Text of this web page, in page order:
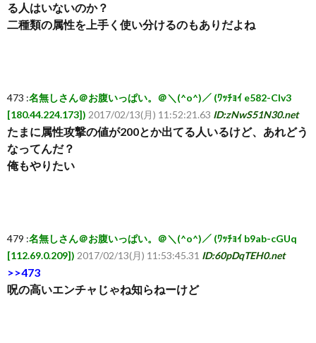
望
る人はいないのか？
二種類の属性を上手く使い分けるのもありだよね
473 :名無しさん＠お腹いっぱい。＠＼(^o^)／ (ﾜｯﾁｮｲ e582-CIv3
[180.44.224.173]) 2017/02/13(月) 11:52:21.63 ID:zNwS51N30.net
たまに属性攻撃の値が200とか出てる人いるけど、あれどう
なってんだ？
俺もやりたい
479 :名無しさん＠お腹いっぱい。＠＼(^o^)／ (ﾜｯﾁｮｲ b9ab-cGUq
[112.69.0.209]) 2017/02/13(月) 11:53:45.31 ID:60pDqTEH0.net
>>473
呪の高いエンチャじゃね知らねーけど